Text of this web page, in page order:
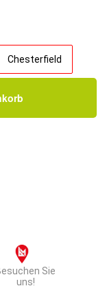
Chesterfield
Sie
uns!